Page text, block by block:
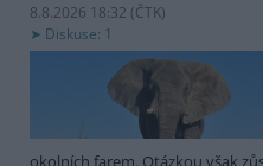
8.8.2026 18:32 (ČTK)
Diskuse: 1
okolních farem. Otázkou však